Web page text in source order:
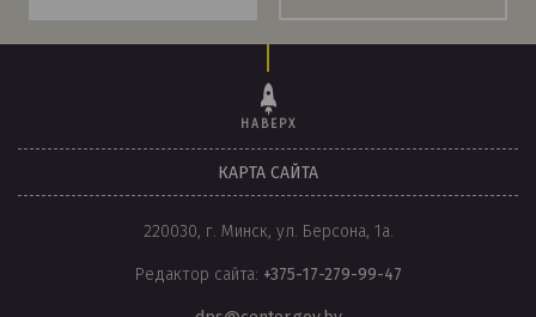
НАВЕРХ
КАРТА САЙТА
220030, г. Минск, ул. Берсона, 1а.
Редактор сайта: +375-17-279-99-47